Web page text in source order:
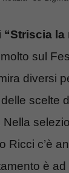
“Striscia la
sul
diversi
scelte
Ricci c’è
è ad